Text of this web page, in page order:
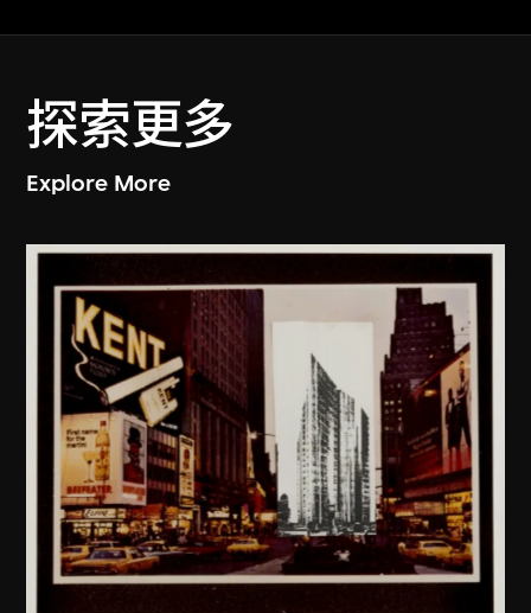
探索更多
Explore More